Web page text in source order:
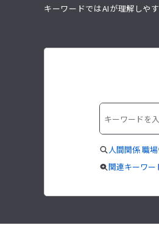
キーワードではAIが理解しや
人間関係 職場
関連キーワー